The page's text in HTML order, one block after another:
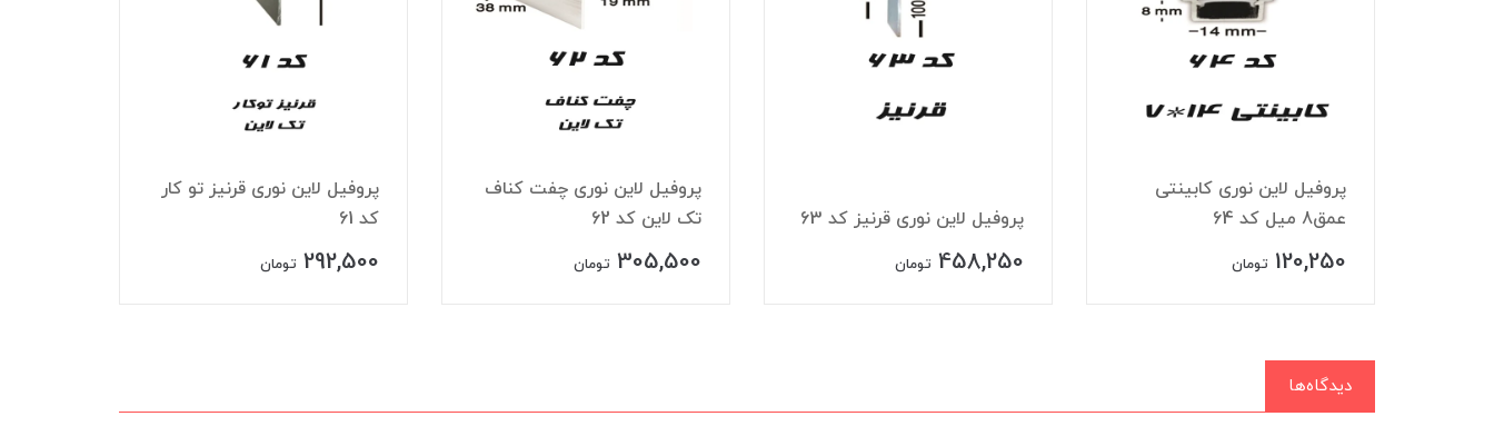
پروفیل لاین نوری کابینتی
عمق8 میل کد 64
120,250 تومان
پروفیل لاین نوری قرنیز کد 63
458,250 تومان
پروفیل لاین نوری چفت کناف
تک لاین کد 62
305,500 تومان
پروفیل لاین نوری قرنیز تو کار
کد 61
292,500 تومان
دیدگاه‌ها